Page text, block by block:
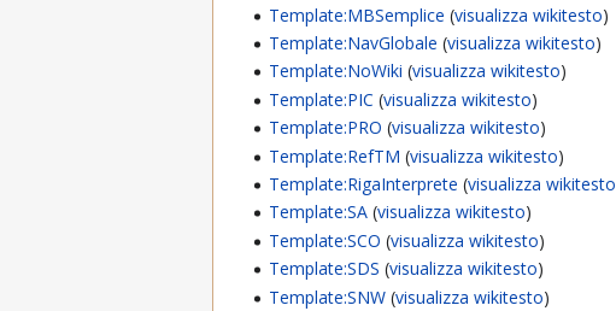
Template:MBSemplice (visualizza wikitesto)
Template:NavGlobale (visualizza wikitesto)
Template:NoWiki (visualizza wikitesto)
Template:PIC (visualizza wikitesto)
Template:PRO (visualizza wikitesto)
Template:RefTM (visualizza wikitesto)
Template:RigaInterprete (visualizza wikitesto
Template:SA (visualizza wikitesto)
Template:SCO (visualizza wikitesto)
Template:SDS (visualizza wikitesto)
Template:SNW (visualizza wikitesto)